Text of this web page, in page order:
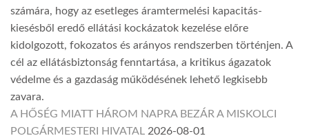
számára, hogy az esetleges áramtermelési kapacitás-
kiesésből eredő ellátási kockázatok kezelése előre
kidolgozott, fokozatos és arányos rendszerben történjen. A
cél az ellátásbiztonság fenntartása, a kritikus ágazatok
védelme és a gazdaság működésének lehető legkisebb
zavara.
A HŐSÉG MIATT HÁROM NAPRA BEZÁR A MISKOLCI
POLGÁRMESTERI HIVATAL 2026-08-01